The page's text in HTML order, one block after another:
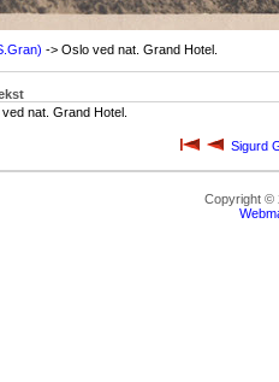
-> Oslo ved nat. Grand Hotel.
nat. Grand Hotel.
Sigurd
Copyright ©